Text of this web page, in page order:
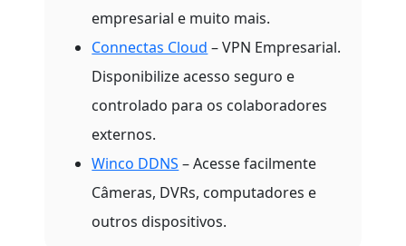
empresarial e muito mais.
Connectas Cloud – VPN Empresarial.
Disponibilize acesso seguro e
controlado para os colaboradores
externos.
Winco DDNS – Acesse facilmente
Câmeras, DVRs, computadores e
outros dispositivos.